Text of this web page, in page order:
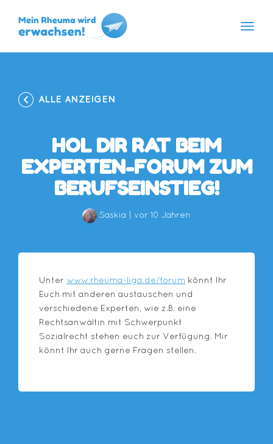
Skip
ALLE ANZEIGEN
HOL DIR RAT BEIM
EXPERTEN-FORUM ZUM
BERUFSEINSTIEG!
Saskia vor 10 Jahren
Unter www.rheuma-liga.de/forum könnt Ihr
Euch mit anderen austauschen und
verschiedene Experten, wie z.B. eine
Rechtsanwältin mit Schwerpunkt
Sozialrecht stehen euch zur Verfügung. Mir
könnt Ihr auch gerne Fragen stellen.